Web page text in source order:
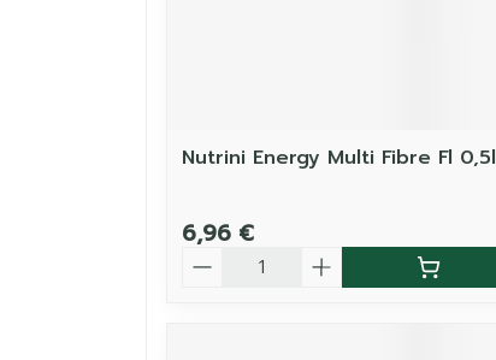
Nutrini Energy Multi Fibre Fl 0,5l
6,96 €
Quantité